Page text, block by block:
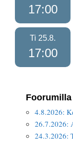
17:00
Ti 25.8.
17:00
Foorumilla
4.8.2026:
26.7.2026:
24.3.2026: